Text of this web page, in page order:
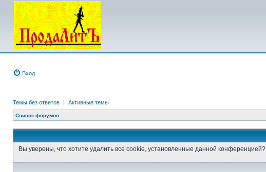
Вход
Темы без ответов | Активные темы
Список форумов
Вы уверены, что хотите удалить все cookie, установленные данной конференцией?